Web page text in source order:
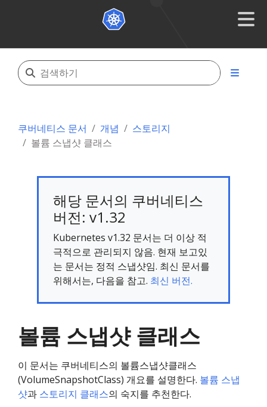
쿠버네티스 문서 개념
스토리지
볼륨 스냅샷 클래스
해당 문서의 쿠버네티스
버전: v1.32
Kubernetes v1.32 문서는 더 이상 적
극적으로 관리되지 않음. 현재 보고있
는 문서는 정적 스냅샷임. 최신 문서를
위해서는, 다음을 참고. 최신 버전.
볼륨 스냅샷 클래스
이 문서는 쿠버네티스의 볼륨스냅샷클래스
(VolumeSnapshotClass) 개요를 설명한다. 볼륨 스냅
샷과 스토리지 클래스의 숙지를 추천한다.